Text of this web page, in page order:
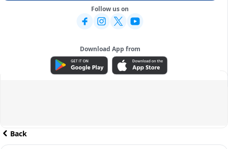
Follow us on
Download App from
ADVERTISEMENT
Back